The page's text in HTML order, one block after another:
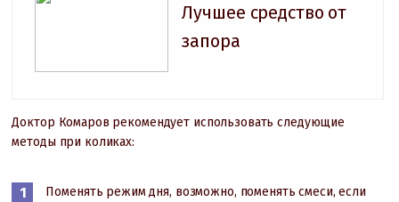
Лучшее средство от
запора
Доктор Комаров рекомендует использовать следующие
методы при коликах:
Поменять режим дня, возможно, поменять смеси, если